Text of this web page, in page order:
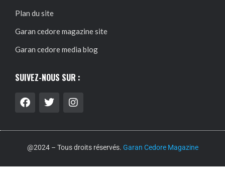
Plan du site
Garan cedore magazine site
Garan cedore media blog
SUIVEZ-NOUS SUR :
@2024 – Tous droits réservés. Garan Cedore Magazine